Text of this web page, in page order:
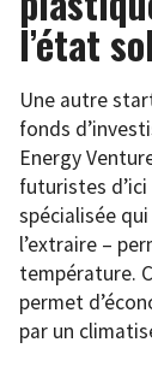
l’état
Une autre
fonds
Energy
futuristes
spécialisée qui
l’extraire –
température.
permet
par un